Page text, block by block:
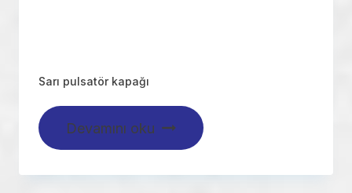
Sarı pulsatör kapağı
Devamını oku